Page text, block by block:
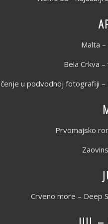
Malta
Bela Crkva
u podvodnoj fotografiji –
Prvomajsko
Crveno more – Deep